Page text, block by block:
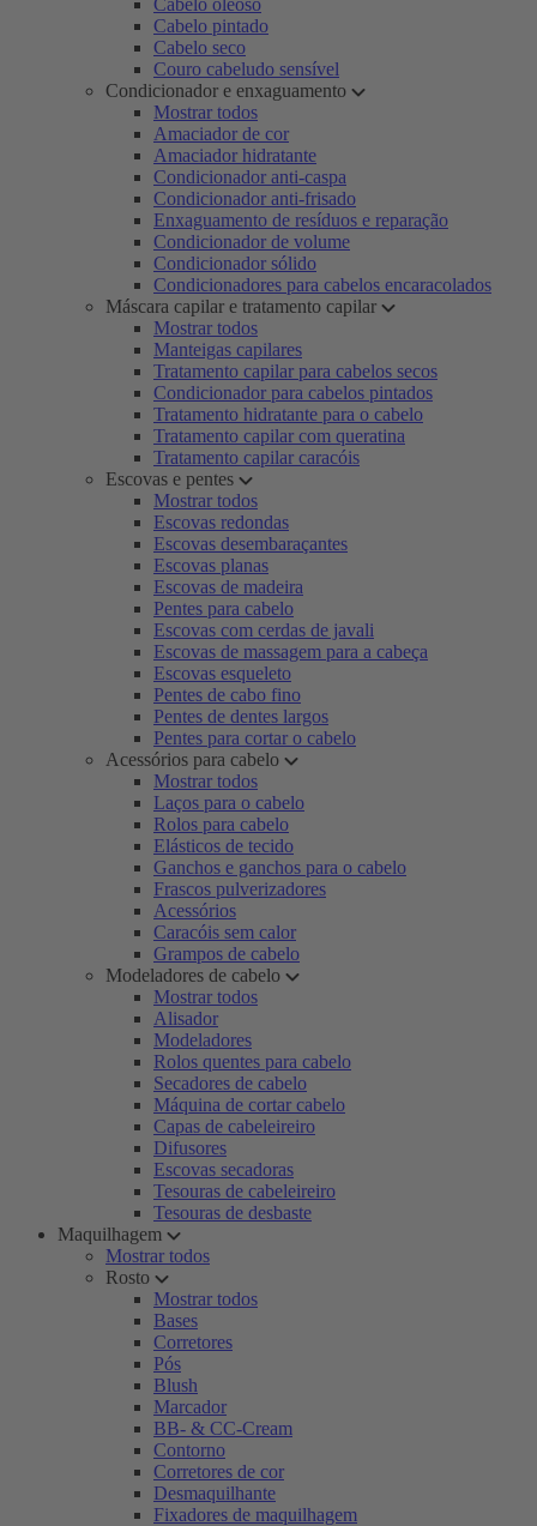
Cabelo oleoso
Cabelo pintado
Cabelo seco
Couro cabeludo sensível
Condicionador e enxaguamento
Mostrar todos
Amaciador de cor
Amaciador hidratante
Condicionador anti-caspa
Condicionador anti-frisado
Enxaguamento de resíduos e reparação
Condicionador de volume
Condicionador sólido
Condicionadores para cabelos encaracolados
Máscara capilar e tratamento capilar
Mostrar todos
Manteigas capilares
Tratamento capilar para cabelos secos
Condicionador para cabelos pintados
Tratamento hidratante para o cabelo
Tratamento capilar com queratina
Tratamento capilar caracóis
Escovas e pentes
Mostrar todos
Escovas redondas
Escovas desembaraçantes
Escovas planas
Escovas de madeira
Pentes para cabelo
Escovas com cerdas de javali
Escovas de massagem para a cabeça
Escovas esqueleto
Pentes de cabo fino
Pentes de dentes largos
Pentes para cortar o cabelo
Acessórios para cabelo
Mostrar todos
Laços para o cabelo
Rolos para cabelo
Elásticos de tecido
Ganchos e ganchos para o cabelo
Frascos pulverizadores
Acessórios
Caracóis sem calor
Grampos de cabelo
Modeladores de cabelo
Mostrar todos
Alisador
Modeladores
Rolos quentes para cabelo
Secadores de cabelo
Máquina de cortar cabelo
Capas de cabeleireiro
Difusores
Escovas secadoras
Tesouras de cabeleireiro
Tesouras de desbaste
Maquilhagem
Mostrar todos
Rosto
Mostrar todos
Bases
Corretores
Pós
Blush
Marcador
BB- & CC-Cream
Contorno
Corretores de cor
Desmaquilhante
Fixadores de maquilhagem